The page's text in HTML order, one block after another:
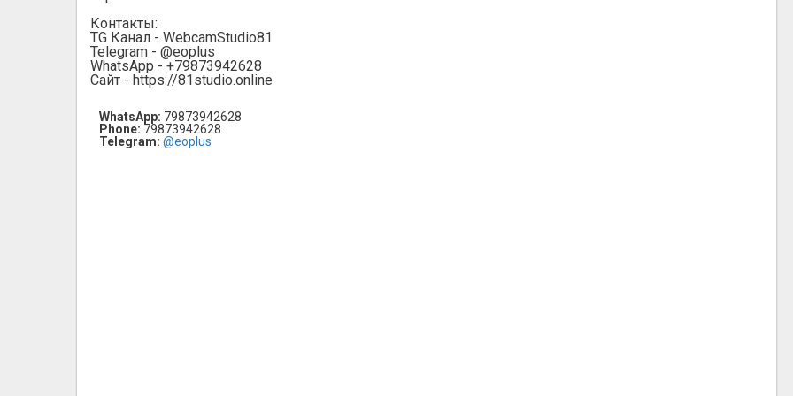
Контакты:
TG Канал - WebcamStudio81
Telegram - @eoplus
WhatsApp - +79873942628
Сайт - https://81studio.online
WhatsApp: 79873942628
Phone: 79873942628
Telegram: @eoplus